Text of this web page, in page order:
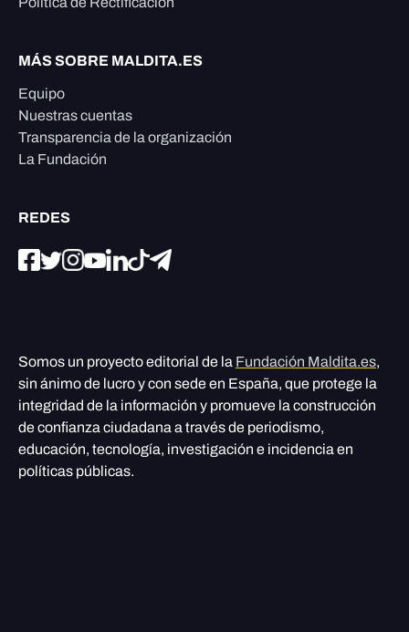
MÁS SOBRE MALDITA.ES
Equipo
Nuestras cuentas
Transparencia de la organización
La Fundación
REDES
Somos un proyecto editorial de la Fundación Maldita.es,
sin ánimo de lucro y con sede en España, que protege la
integridad de la información y promueve la construcción
de confianza ciudadana a través de periodismo,
educación, tecnología, investigación e incidencia en
políticas públicas.